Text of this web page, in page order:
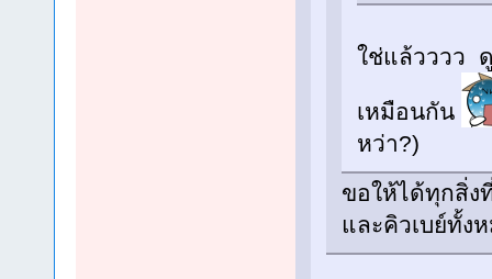
ใช่แล้วววว ดู
เหมือนกัน
หว่า?)
ขอให้ได้ทุกสิ่ง
และคิวเบย์ทั้ง